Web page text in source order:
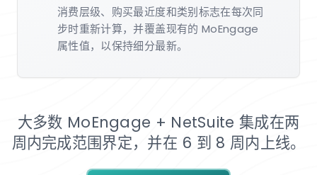
消费层级、购买最近度和类别标志在每次同
步时重新计算，并覆盖现有的 MoEngage
属性值，以保持细分最新。
大多数 MoEngage + NetSuite 集成在两
周内完成范围界定，并在 6 到 8 周内上线。